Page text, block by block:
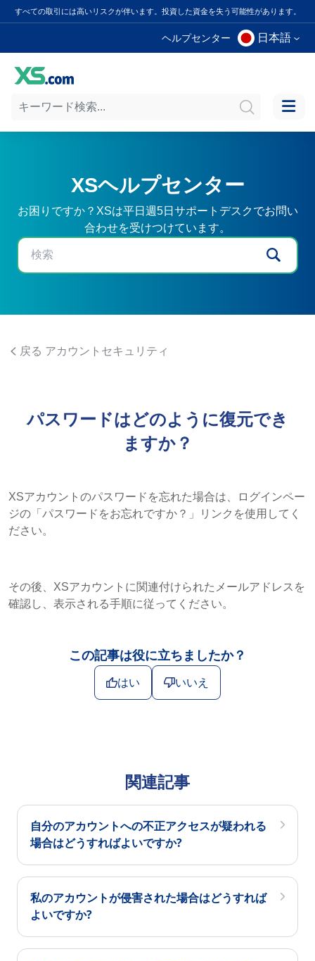
すべての取引には高いリスクが伴います。投資した資金を失う可能性があります。
ヘルプセンター 日本語
XSヘルプセンター
お困りですか？XSは平日週5日サポートデスクでお問い
合わせを受けつけています。
戻る アカウントセキュリティ
パスワードはどのように復元でき
ますか？
XSアカウントのパスワードを忘れた場合は、ログインペー
ジの「パスワードをお忘れですか？」リンクを使用してく
ださい。
その後、XSアカウントに関連付けられたメールアドレスを
確認し、表示される手順に従ってください。
この記事は役に立ちましたか？
はい いいえ
関連記事
自分のアカウントへの不正アクセスが疑われる
場合はどうすればよいですか?
私のアカウントが侵害された場合はどうすれば
よいですか?